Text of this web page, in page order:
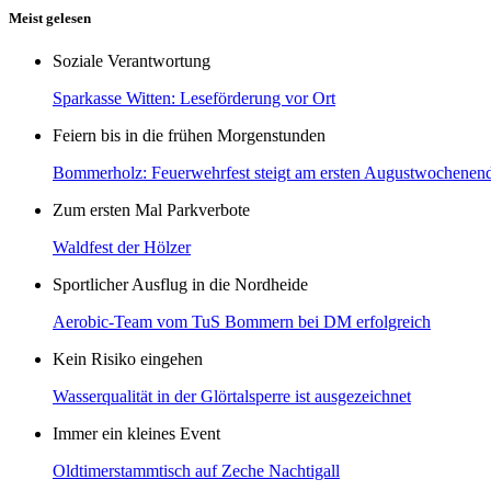
Meist gelesen
Soziale Verantwortung
Sparkasse Witten: Leseförderung vor Ort
Feiern bis in die frühen Morgenstunden
Bommerholz: Feuerwehrfest steigt am ersten
Zum ersten Mal Parkverbote
Waldfest der Hölzer
Sportlicher Ausflug in die Nordheide
Aerobic-Team vom TuS Bommern bei DM erfolgreich
Kein Risiko eingehen
Wasserqualität in der Glörtalsperre ist ausgezeichnet
Immer ein kleines Event
Oldtimerstammtisch auf Zeche Nachtigall